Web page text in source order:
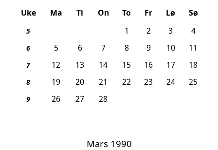
Uke Ma Ti On To Fr Lø Sø
5 1 2 3 4
6 5 6 7 8 9 10 11
7 12 13 14 15 16 17 18
8 19 20 21 22 23 24 25
9 26 27 28
Mars 1990